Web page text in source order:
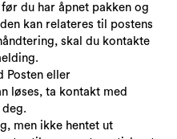
du har åpnet pakken og
kan relateres til postens
skal du kontakte
Posten eller
løses, ta kontakt med
men ikke hentet ut